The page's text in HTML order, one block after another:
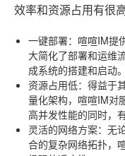
效率和资源占用有很
一键部署：喧喧IM提
大简化了部署和运维
成系统的搭建和启动。
资源占用低：得益于
量化架构，喧喧IM对
高并发性能的同时，
灵活的网络方案：无
合的复杂网络拓扑，